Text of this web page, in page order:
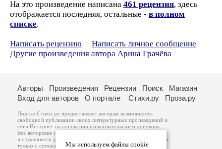
На это произведение написана 461 рецензия, здесь
отображается последняя, остальные - в полном
списке.
Написать рецензию
Написать личное сообщение
Другие произведения автора Арина Грачёва
Мы используем файлы cookie
Авторы Произведения Рецензии Поиск
Магазин
Вход для авторов
О портале Стихи.ру Проза.ру
Портал Стихи.ру предоставляет авторам возможность
свободной публикации своих литературных произведений в
сети Интернет на основаниипользовательского договора
Все авторские права на произведения принадлежат авторам
и охраняются законом
. Перепечатка произведений возможна
только с согласия его автора, к которому вы можете